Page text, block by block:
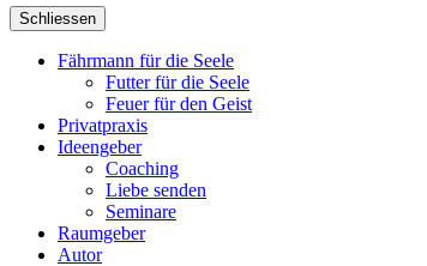
Schliessen
Fährmann für die Seele
Futter für die Seele
Feuer für den Geist
Privatpraxis
Ideengeber
Coaching
Liebe senden
Seminare
Raumgeber
Autor